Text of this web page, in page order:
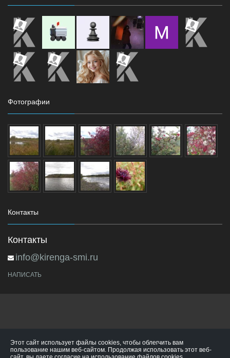
Фотографии
Контакты
Контакты
info@kirenga-smi.ru
НАПИСАТЬ
Этот сайт использует файлы cookies, чтобы облегчить вам
пользование нашим веб-сайтом. Продолжая использовать этот веб-